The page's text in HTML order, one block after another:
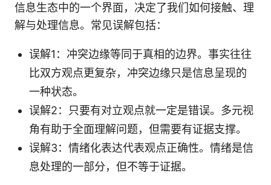
信息生态中的一个界面，决定了我们如何接触、理
解与处理信息。常见误解包括：
误解1：冲突边缘等同于真相的边界。事实往往
比双方观点更复杂，冲突边缘只是信息呈现的
一种状态。
误解2：只要有对立观点就一定是错误。多元视
角有助于全面理解问题，但需要有证据支撑。
误解3：情绪化表达代表观点正确性。情绪是信
息处理的一部分，但不等于证据。